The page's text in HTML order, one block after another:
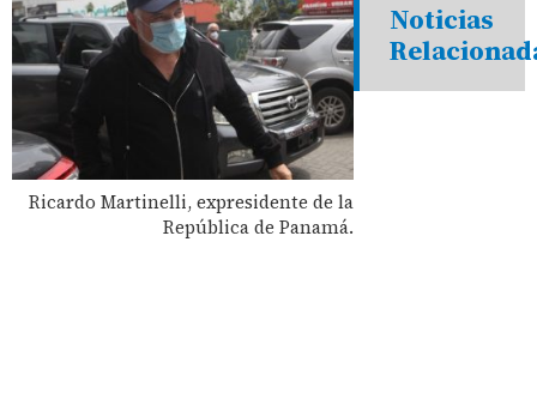
Ricardo Martinelli, expresidente de la
República de Panamá.
Noticias